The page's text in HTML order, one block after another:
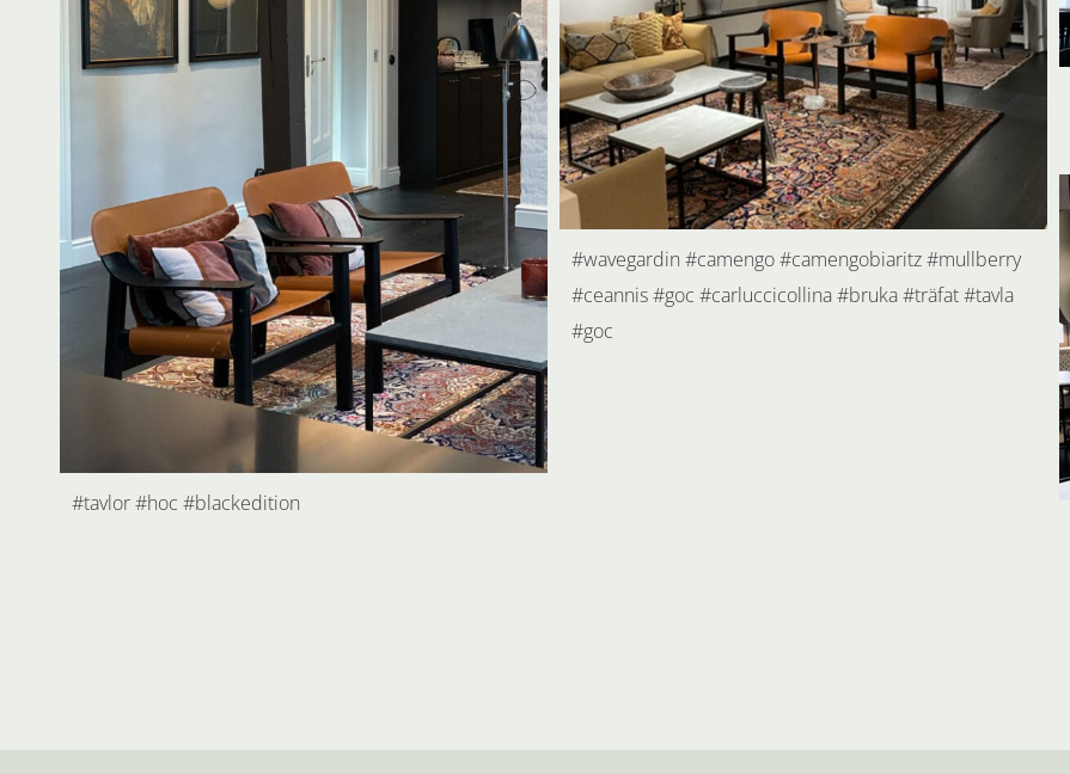
#tavlor #hoc #blackedition
#wavegardin #camengo #camengobiaritz #mullberry
#ceannis #goc #carluccicollina #bruka #träfat #tavla
#goc